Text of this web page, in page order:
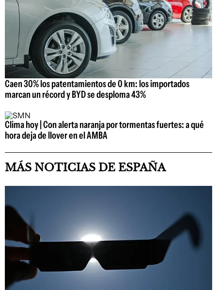
Caen 30% los patentamientos de 0 km: los importados
marcan un récord y BYD se desploma 43%
Clima hoy | Con alerta naranja por tormentas fuertes: a qué
hora deja de llover en el AMBA
MÁS NOTICIAS DE ESPAÑA